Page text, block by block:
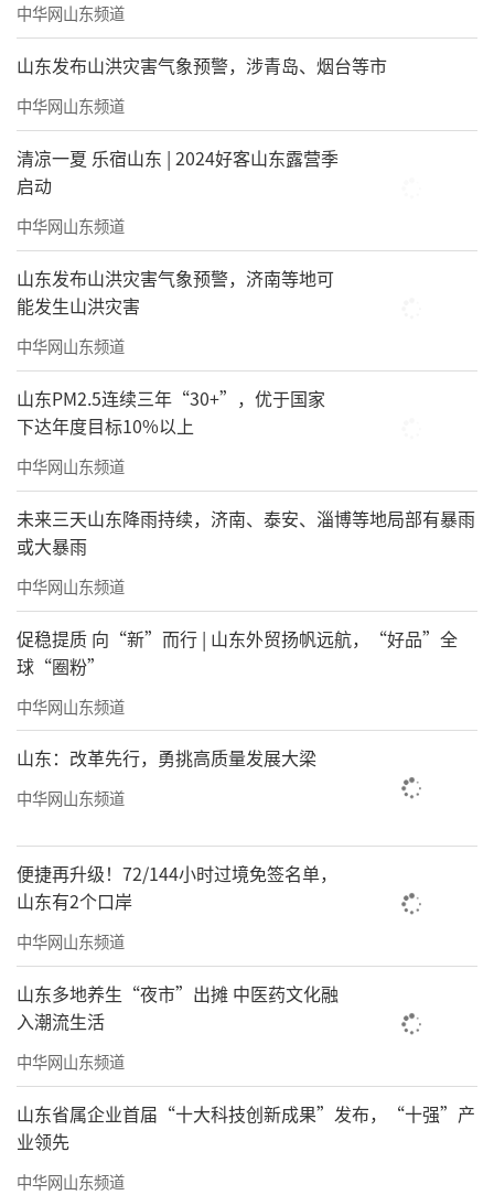
中华网山东频道
山东发布山洪灾害气象预警，涉青岛、烟台等市
中华网山东频道
清凉一夏 乐宿山东 | 2024好客山东露营季
启动
中华网山东频道
山东发布山洪灾害气象预警，济南等地可
能发生山洪灾害
中华网山东频道
山东PM2.5连续三年“30+”，优于国家
下达年度目标10%以上
中华网山东频道
未来三天山东降雨持续，济南、泰安、淄博等地局部有暴雨
或大暴雨
中华网山东频道
促稳提质 向“新”而行 | 山东外贸扬帆远航，“好品”全
球“圈粉”
中华网山东频道
山东：改革先行，勇挑高质量发展大梁
中华网山东频道
便捷再升级！72/144小时过境免签名单，
山东有2个口岸
中华网山东频道
山东多地养生“夜市”出摊 中医药文化融
入潮流生活
中华网山东频道
山东省属企业首届“十大科技创新成果”发布，“十强”产
业领先
中华网山东频道